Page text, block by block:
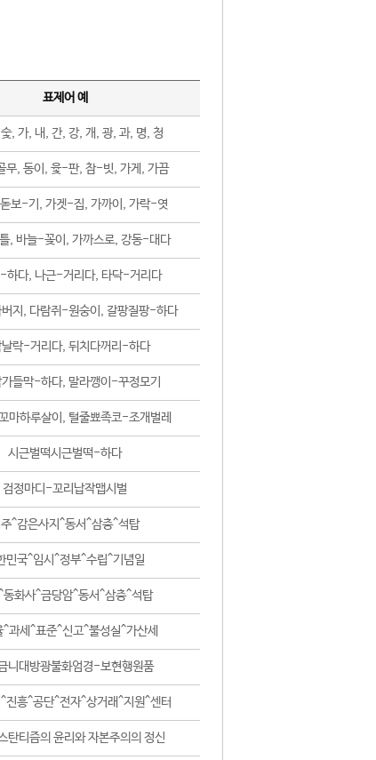
표제어 예
, 가, 내, 간, 강, 개, 광, 과, 명, 청
무, 동이, 윷-판, 참-빗, 가게, 가끔
보-기, 가겟-집, 가까이, 가락-엿
, 바늘-꽂이, 가까스로, 강동-대다
하다, 나근-거리다, 타닥-거리다
지, 다람쥐-원숭이, 갈팡질팡-하다
날락-거리다, 뒤치다꺼리-하다
들막-하다, 말라깽이-꾸정모기
마하루살이, 털줄뾰족코-조개벌레
시근벌떡시근벌떡-하다
검정마디-꼬리납작맵시벌
^감은사지^동서^삼층^석탑
민국^임시^정부^수립^기념일
동화사^금당암^동서^삼층^석탑
^과세^표준^신고^불성실^가산세
니대방광불화엄경-보현행원품
진흥^공단^전자^상거래^지원^센터
탄티즘의 윤리와 자본주의의 정신